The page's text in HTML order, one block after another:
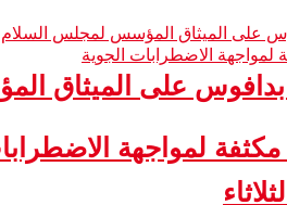
لمواجهة
بدافوس على الميثاق